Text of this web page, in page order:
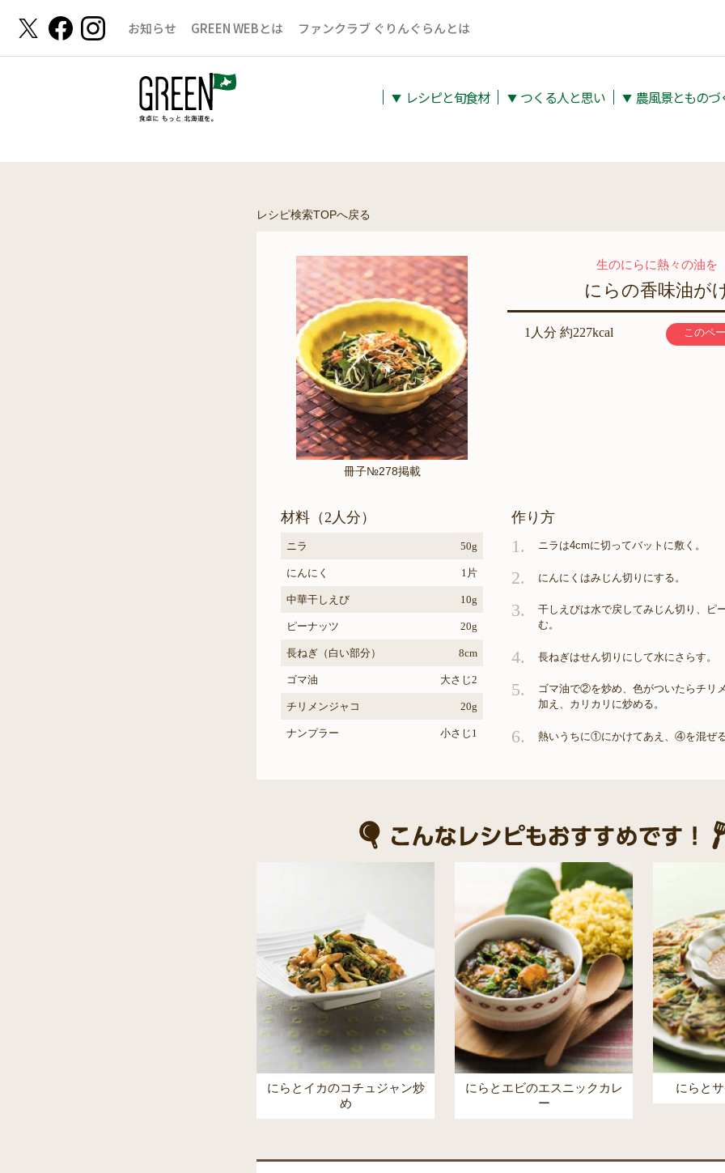
お知らせ GREEN WEBとは ファンクラブ ぐりんぐらんとは
▼ レシピと旬⾷材 ▼ つくる人と思い ▼ 農⾵景とものづ
レシピ検索TOPへ戻る
冊子№278掲載
生のにらに熱々の油を
にらの香味油が
1人分 約227kcal このペ
材料（2人分）
ニラ 50g
にんにく 1片
中華干しえび 10g
ピーナッツ 20g
長ねぎ（白い部分） 8cm
ゴマ油 大さじ2
チリメンジャコ 20g
ナンプラー 小さじ1
作り方
1. ニラは4cmに切ってバットに敷く。
2. にんにくはみじん切りにする。
3.
干しえびは水で戻してみじん切り、ピ
む。
4. 長ねぎはせん切りにして水にさらす。
5.
ゴマ油で②を炒め、色がついたらチリ
加え、カリカリに炒める。
6. 熱いうちに①にかけてあえ、④を混ぜ
にらとイカのコチュジャン炒
め
にらとエビのエスニックカレ
ー
にらと